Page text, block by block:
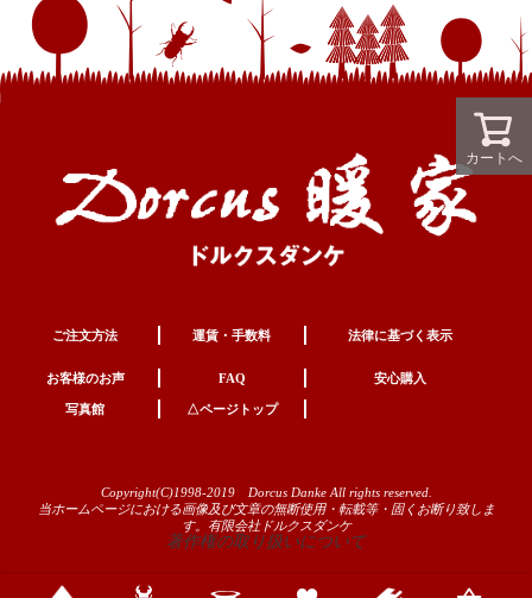
ご注文方法 運賃・手数料 法律に基づく表示
お客様のお声 FAQ 安心購入
写真館 △ページトップ
Copyright(C)1998-2019 Dorcus Danke All rights reserved.
当ホームページにおける画像及び文章の無断使用・転載等・固くお断り致しま
す。有限会社ドルクスダンケ
著作権の取り扱いについて
カートへ